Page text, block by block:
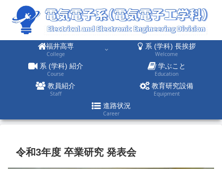
福井高専
College
系 (学科) 長挨拶
Welcome
系 (学科) 紹介
Course
学ぶこと
Education
教員紹介
Staff
教育研究設備
Equipment
進路状況
Career
令和3年度 卒業研究 発表会